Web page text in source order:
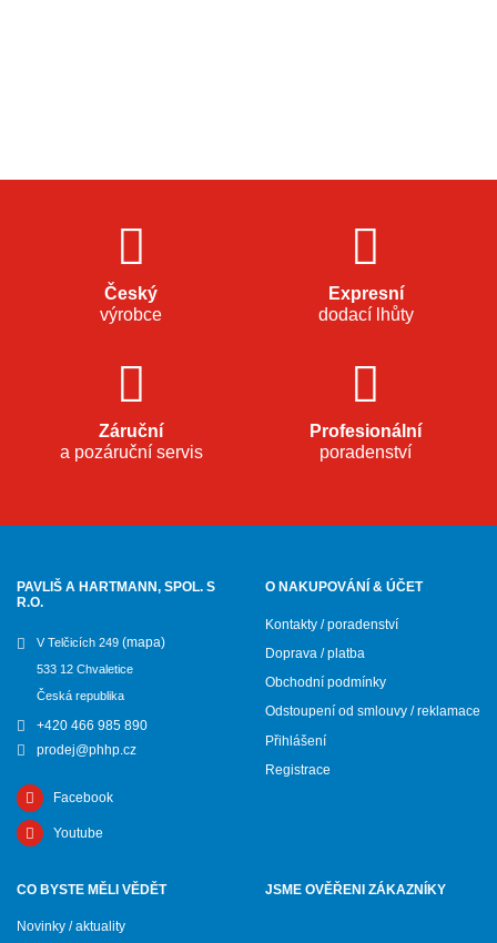
Český
výrobce
Expresní
dodací lhůty
Záruční
a pozáruční servis
Profesionální
poradenství
PAVLIŠ A HARTMANN, SPOL. S
R.O.
V Telčicích 249 (mapa)
533 12 Chvaletice
Česká republika
+420 466 985 890
prodej@phhp.cz
Facebook
Youtube
O NAKUPOVÁNÍ & ÚČET
Kontakty / poradenství
Doprava / platba
Obchodní podmínky
Odstoupení od smlouvy / reklamace
Přihlášení
Registrace
CO BYSTE MĚLI VĚDĚT
Novinky / aktuality
JSME OVĚŘENI ZÁKAZNÍKY